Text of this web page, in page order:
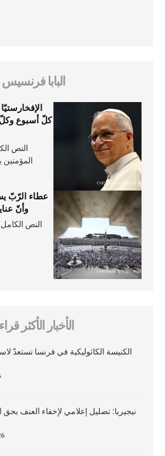
البابا فرنسيس
كلّ أسبوع
النص
المؤمنين يوم
عطاء الرّبّ
وأنّ
النص الكامل
الأخبار الأكثر
الكنيسة الكاثوليكية في فرنسا تستعدّ
نيجيريا: تضليل إعلامي لإخفاء العنف بحق